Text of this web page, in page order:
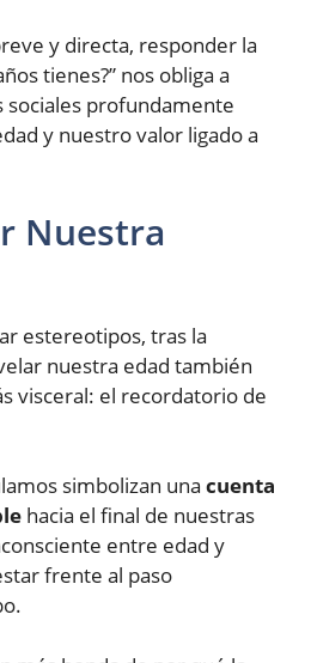
y directa, responder la
tienes?” nos obliga a
sociales profundamente
y nuestro valor ligado a
Nuestra
estereotipos, tras la
nuestra edad también
visceral: el recordatorio de
simbolizan una cuenta
hacia el final de nuestras
entre edad y
frente al paso